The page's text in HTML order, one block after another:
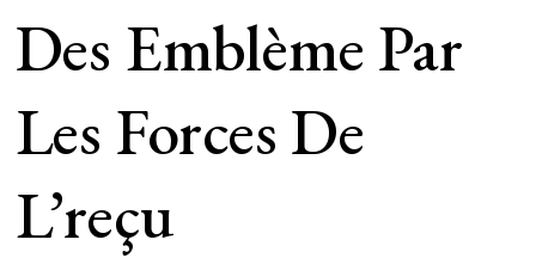
Des Emblème Par
Les Forces De
L’reçu